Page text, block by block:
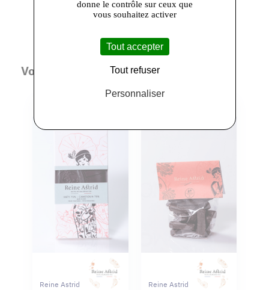
Vous aimerez aussi
Reine Astrid Reine Astrid
donne le contrôle sur ceux que
vous souhaitez activer
Tout accepter
Tout refuser
Personnaliser